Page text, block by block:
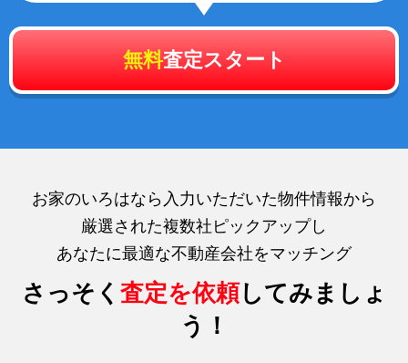
無料査定スタート
お家のいろはなら入力いただいた物件情報から
厳選された複数社ピックアップし
あなたに最適な不動産会社をマッチング
さっそく 査定を依頼してみましょ
う！